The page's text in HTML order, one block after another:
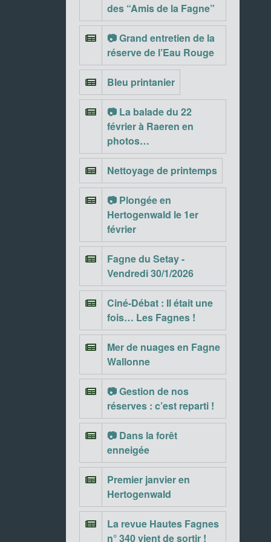
des “Amis de la Fagne”
📷 Grand entretien de la
réserve de l’Eau Rouge
Bleu printanier
📷 La balade du 22
février à Raeren en
photos…
Nettoyage de printemps
📷 Plongée en
Hertogenwald le 1er
février
Fagne du Setay -
Vendredi 30/1/2026
Ciné-Débat : Il était une
fois… Les Fagnes !
Mer de nuages en Fagne
Wallonne
📷 Gestion de nos
réserves : c’est reparti !
📷 Dans la forêt
enneigée
Premier janvier en
Hertogenwald
La revue Hautes Fagnes
n° 340 vient de sortir !